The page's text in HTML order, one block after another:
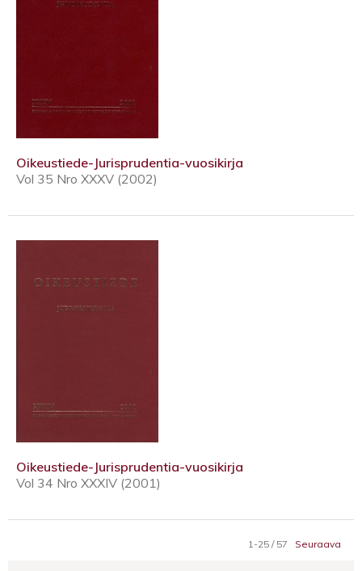
Oikeustiede-Jurisprudentia-vuosikirja
Vol 35 Nro XXXV (2002)
Oikeustiede-Jurisprudentia-vuosikirja
Vol 34 Nro XXXIV (2001)
1-25 / 57 Seuraava